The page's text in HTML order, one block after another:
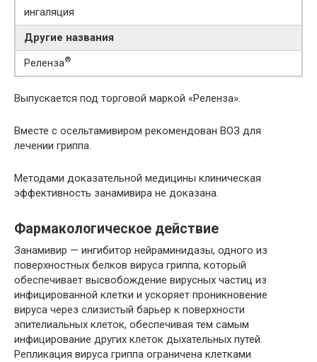
ингаляция
Другие названия
Реленза®
Выпускается под торговой маркой «Реленза».
Вместе с осельтамивиром рекомендован ВОЗ для
лечении гриппа.
Методами доказательной медицины клиническая
эффективность занамивира не доказана.
Фармакологическое действие
Занамивир — ингибитор нейраминидазы, одного из
поверхностных белков вируса гриппа, который
обеспечивает высвобождение вирусных частиц из
инфицированной клетки и ускоряет проникновение
вируса через слизистый барьер к поверхности
эпителиальных клеток, обеспечивая тем самым
инфицирование других клеток дыхательных путей.
Репликация вируса гриппа ограничена клетками